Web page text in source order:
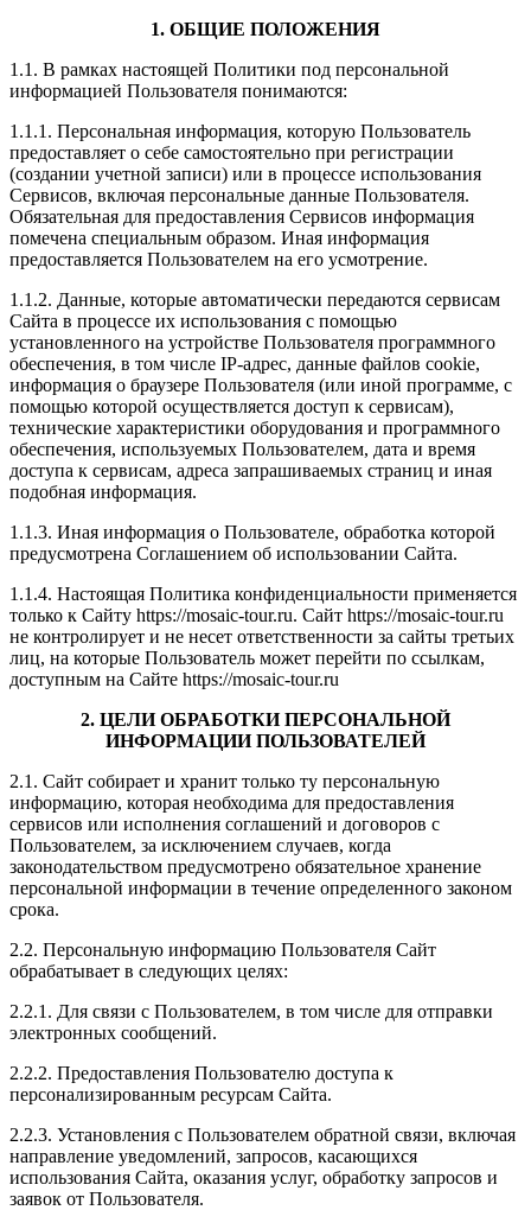
1. ОБЩИЕ ПОЛОЖЕНИЯ
1.1. В рамках настоящей Политики под персональной
информацией Пользователя понимаются:
1.1.1. Персональная информация, которую Пользователь
предоставляет о себе самостоятельно при регистрации
(создании учетной записи) или в процессе использования
Сервисов, включая персональные данные Пользователя.
Обязательная для предоставления Сервисов информация
помечена специальным образом. Иная информация
предоставляется Пользователем на его усмотрение.
1.1.2. Данные, которые автоматически передаются сервисам
Сайта в процессе их использования с помощью
установленного на устройстве Пользователя программного
обеспечения, в том числе IP-адрес, данные файлов cookie,
информация о браузере Пользователя (или иной программе, с
помощью которой осуществляется доступ к сервисам),
технические характеристики оборудования и программного
обеспечения, используемых Пользователем, дата и время
доступа к сервисам, адреса запрашиваемых страниц и иная
подобная информация.
1.1.3. Иная информация о Пользователе, обработка которой
предусмотрена Соглашением об использовании Сайта.
1.1.4. Настоящая Политика конфиденциальности применяется
только к Сайту https://mosaic-tour.ru. Сайт https://mosaic-tour.ru
не контролирует и не несет ответственности за сайты третьих
лиц, на которые Пользователь может перейти по ссылкам,
доступным на Сайте https://mosaic-tour.ru
2. ЦЕЛИ ОБРАБОТКИ ПЕРСОНАЛЬНОЙ
ИНФОРМАЦИИ ПОЛЬЗОВАТЕЛЕЙ
2.1. Сайт собирает и хранит только ту персональную
информацию, которая необходима для предоставления
сервисов или исполнения соглашений и договоров с
Пользователем, за исключением случаев, когда
законодательством предусмотрено обязательное хранение
персональной информации в течение определенного законом
срока.
2.2. Персональную информацию Пользователя Сайт
обрабатывает в следующих целях:
2.2.1. Для связи с Пользователем, в том числе для отправки
электронных сообщений.
2.2.2. Предоставления Пользователю доступа к
персонализированным ресурсам Сайта.
2.2.3. Установления с Пользователем обратной связи, включая
направление уведомлений, запросов, касающихся
использования Сайта, оказания услуг, обработку запросов и
заявок от Пользователя.